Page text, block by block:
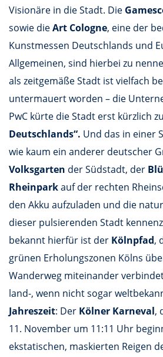
Visionäre in die Stadt. Die
sowie dieArt Cologne, eine der
Kunstmessen Deutschlands und
Allgemeinen, sind hierbei zu
als zeitgemäße Stadt ist vielfach
untermauert worden – die
PwC kürte die Stadt erst kürzlich
Deutschlands“. Und das in einer
wie kaum ein anderer deutscher
Volksgarten der Südstadt, der
Rheinparkauf der rechten
den Akku aufzuladen und die
dieser pulsierenden Stadt
bekannt hierfür ist der Kölnpfad,
grünen Erholungszonen Kölns
Wanderweg miteinander
land-, wenn nicht sogar
Jahreszeit: Der Kölner Karneval,
11. November um 11:11 Uhr
ekstatischen, maskierten Reigen